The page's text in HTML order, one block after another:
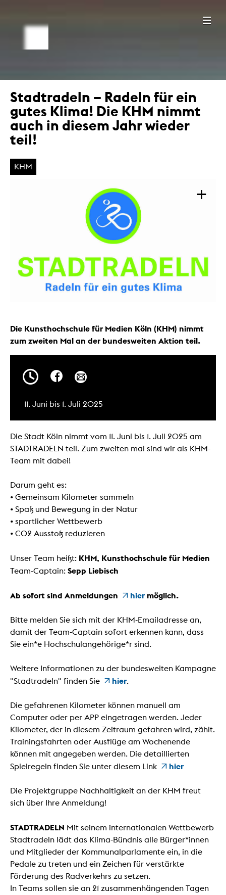
Stadtradeln – Radeln für ein
gutes Klima! Die KHM nimmt
auch in diesem Jahr wieder
teil!
KHM
+
Die Kunsthochschule für Medien Köln (KHM) nimmt
zum zweiten Mal an der bundesweiten Aktion teil.
11. Juni bis 1. Juli 2025
Die Stadt Köln nimmt vom 11. Juni bis 1. Juli 2025 am
STADTRADELN teil. Zum zweiten mal sind wir als KHM-
Team mit dabei!
Darum geht es:
• Gemeinsam Kilometer sammeln
• Spaß und Bewegung in der Natur
• sportlicher Wettbewerb
• CO2 Ausstoß reduzieren
Unser Team heißt: KHM, Kunsthochschule für Medien
Team-Captain: Sepp Liebisch
Ab sofort sind Anmeldungen hier möglich.
Bitte melden Sie sich mit der KHM-Emailadresse an,
damit der Team-Captain sofort erkennen kann, dass
Sie ein*e Hochschulangehörige*r sind.
Weitere Informationen zu der bundesweiten Kampagne
"Stadtradeln" finden Sie
hier.
Die gefahrenen Kilometer können manuell am
Computer oder per APP eingetragen werden. Jeder
Kilometer, der in diesem Zeitraum gefahren wird, zählt.
Trainingsfahrten oder Ausflüge am Wochenende
können mit angegeben werden. Die detaillierten
Spielregeln finden Sie unter diesem Link
hier
Die Projektgruppe Nachhaltigkeit an der KHM freut
sich über Ihre Anmeldung!
STADTRADELN Mit seinem internationalen Wettbewerb
Stadtradeln lädt das Klima-Bündnis alle Bürger*innen
und Mitglieder der Kommunalparlamente ein, in die
Pedale zu treten und ein Zeichen für verstärkte
Förderung des Radverkehrs zu setzen.
In Teams sollen sie an 21 zusammenhängenden Tagen